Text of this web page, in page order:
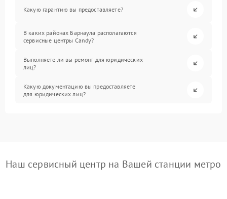
Какую гарантию вы предоставляете?
В каких районах Барнаула располагаются
сервисные центры Candy?
Выполняете ли вы ремонт для юридических
лиц?
Какую документацию вы предоставляете
для юридических лиц?
Наш сервисный центр на Вашей станции метро